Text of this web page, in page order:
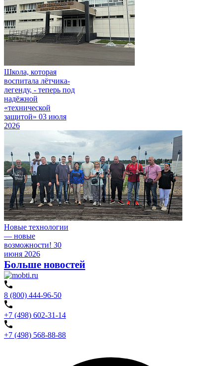
Школа, которая
воспитала лётчика-
легенду, - теперь под
надёжной
«технической
защитой» 03 июля
2026
Новые технологии
— новые
возможности! 30
июня 2026
Больше новостей
8 (800) 444-96-50
+7 (498) 602-31-14
+7 (498) 568-88-88